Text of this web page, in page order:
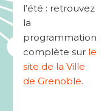
l’été : retrouvez
la
programmation
complète sur le
site de la Ville
de Grenoble.